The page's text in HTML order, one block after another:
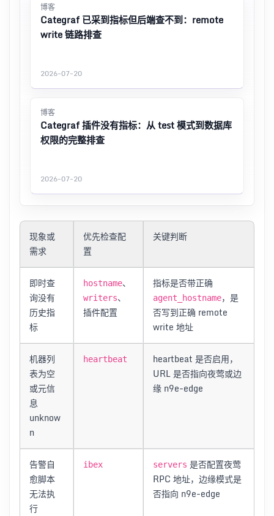
博客
Categraf 已采到指标但后端查不到：remote
write 链路排查
2026-07-20
博客
Categraf 插件没有指标：从 test 模式到数据库
权限的完整排查
2026-07-20
现象或
需求
优先检查配
置
关键判断
即时查
询没有
历史指
标
hostname、
writers、
插件配置
指标是否带正确
agent_hostname，是
否写到正确 remote
write 地址
机器列
表为空
或元信
息
unknow
n
heartbeat
heartbeat 是否启用，
URL 是否指向夜莺或边
缘 n9e-edge
告警自
愈脚本
无法执
行
ibex servers 是否配置夜莺
RPC 地址，边缘模式是
否指向 n9e-edge